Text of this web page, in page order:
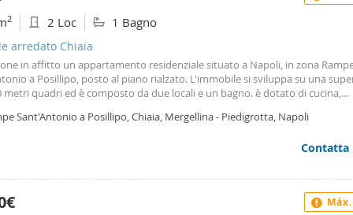
2 2 Loc 1 Bagno
arredato Chiaia
in affitto un appartamento residenziale situato a Napoli, in zona
a Posillipo, posto al piano rialzato. L'immobile si sviluppa su una
metri quadri ed è composto da due locali e un bagno. è dotato di cucina,
2000, è dotato di un ascensore. L'appartamento è in buono stato e abitabile,
completamente Con mobili nuovi e. Per ulteriori informazioni o per
Sant'Antonio a Posillipo, Chiaia, Mergellina - Piedigrotta, Napoli
Contatta